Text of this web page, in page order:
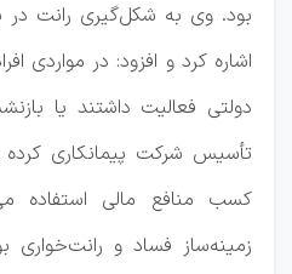
بود. وی به شکل‌گیری رانت در
اشاره کرد و افزود: در مواردی
دولتی فعالیت داشتند یا
تأسیس شرکت پیمانکاری کرده
کسب منافع مالی استفاده
زمینه‌ساز فساد و رانت‌خواری